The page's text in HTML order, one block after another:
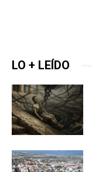
LO + LEÍDO